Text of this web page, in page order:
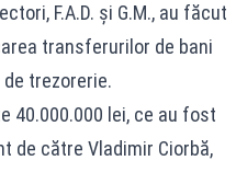
F.A.D. și G.M., au făcut
transferurilor de bani
trezorerie.
40.000.000 lei, ce au fost
de către Vladimir Ciorbă,